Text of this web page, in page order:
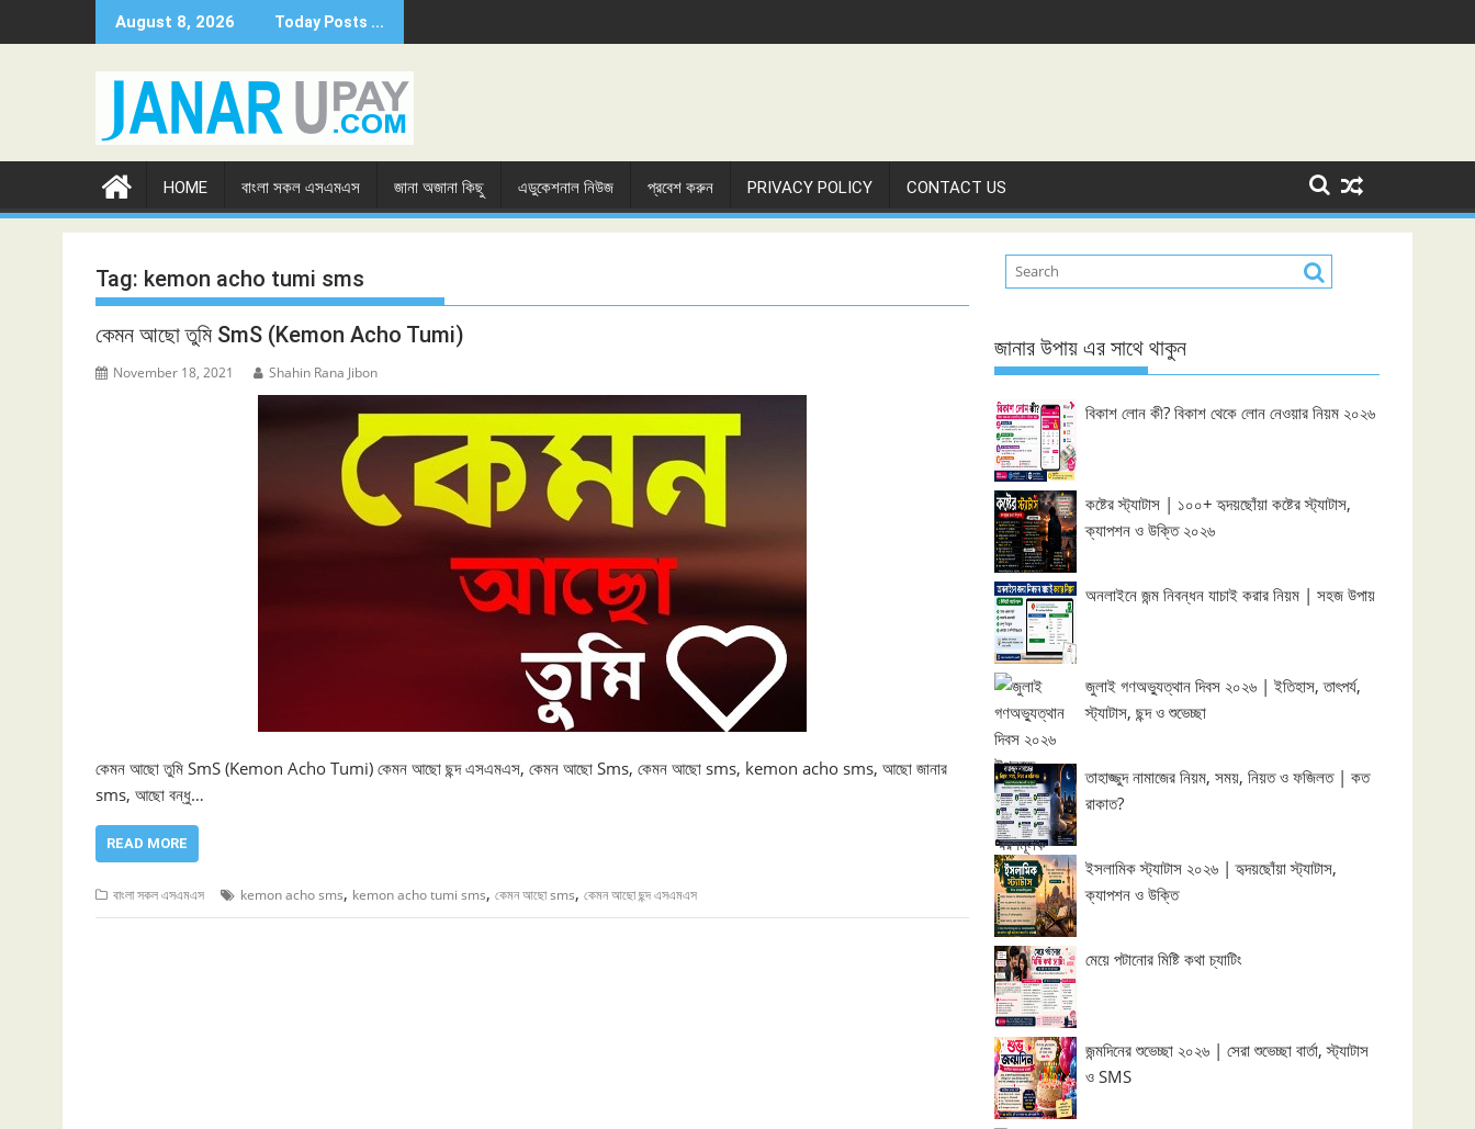
to
August 8, 2026 Today Posts ...
HOME বাংলা সকল এসএমএস জানা অজানা কিছু এডুকেশনাল নিউজ প্রবেশ করুন PRIVACY POLICY CONTACT US
Tag: kemon acho tumi sms
কেমন আছো তুমি SmS (Kemon Acho Tumi)
November 18, 2021 Shahin Rana Jibon
কেমন আছো তুমি SmS (Kemon Acho Tumi) কেমন আছো ছন্দ এসএমএস, কেমন আছো Sms, কেমন আছো sms, kemon acho sms, আছো জানার
sms, আছো বন্ধু…
READ MORE
বাংলা সকল এসএমএস kemon acho sms, kemon acho tumi sms, কেমন আছো sms, কেমন আছো ছন্দ এসএমএস
জানার উপায় এর সাথে থাকুন
বিকাশ লোন কী? বিকাশ থেকে লোন নেওয়ার নিয়ম ২০২৬
কষ্টের স্ট্যাটাস | ১০০+ হৃদয়ছোঁয়া কষ্টের স্ট্যাটাস,
ক্যাপশন ও উক্তি ২০২৬
অনলাইনে জন্ম নিবন্ধন যাচাই করার নিয়ম | সহজ উপায়
জুলাই গণঅভ্যুত্থান দিবস ২০২৬ | ইতিহাস, তাৎপর্য,
স্ট্যাটাস, ছন্দ ও শুভেচ্ছা
তাহাজ্জুদ নামাজের নিয়ম, সময়, নিয়ত ও ফজিলত | কত
রাকাত?
ইসলামিক স্ট্যাটাস ২০২৬ | হৃদয়ছোঁয়া স্ট্যাটাস,
ক্যাপশন ও উক্তি
মেয়ে পটানোর মিষ্টি কথা চ্যাটিং
জন্মদিনের শুভেচ্ছা ২০২৬ | সেরা শুভেচ্ছা বার্তা, স্ট্যাটাস
ও SMS